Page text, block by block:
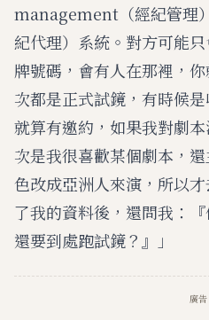
management（經紀管理
紀代理）系統。對方可能
牌號碼，會有人在那裡，
次都是正式試鏡，有時候
就算有邀約，如果我對劇
次是我很喜歡某個劇本，
色改成亞洲人來演，所以
了我的資料後，還問我：
還要到處跑試鏡？』」
廣告